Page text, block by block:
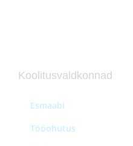
Koolitusvaldkonnad
Esmaabi
Tööohutus